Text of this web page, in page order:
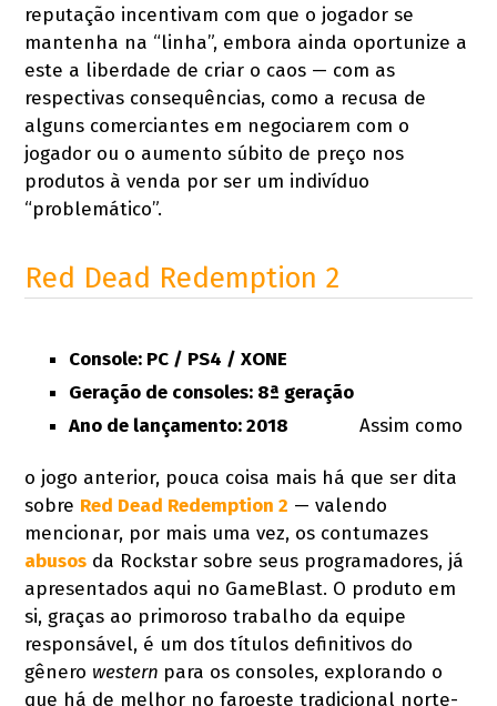
reputação incentivam com que o jogador se
mantenha na “linha”, embora ainda oportunize a
este a liberdade de criar o caos — com as
respectivas consequências, como a recusa de
alguns comerciantes em negociarem com o
jogador ou o aumento súbito de preço nos
produtos à venda por ser um indivíduo
“problemático”.
Red Dead Redemption 2
Console: PC / PS4 / XONE
Geração de consoles: 8ª geração
Ano de lançamento: 2018
Assim como
o jogo anterior, pouca coisa mais há que ser dita
sobre Red Dead Redemption 2 — valendo
mencionar, por mais uma vez, os contumazes
abusos da Rockstar sobre seus programadores, já
apresentados aqui no GameBlast. O produto em
si, graças ao primoroso trabalho da equipe
responsável, é um dos títulos definitivos do
gênero western para os consoles, explorando o
que há de melhor no faroeste tradicional norte-